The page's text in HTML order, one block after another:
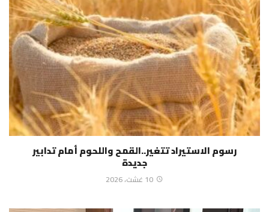
رسوم الاستيراد تتغير..القمح واللحوم أمام تدابير
جديدة
10 غشت، 2026